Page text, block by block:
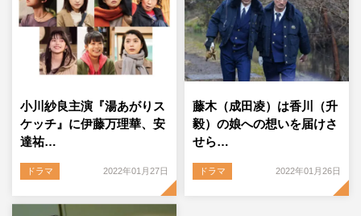
小川紗良主演『湯あがりス
ケッチ』に伊藤万理華、安
達祐…
ドラマ 2022年01月27日
藤木（成田凌）は香川（升
毅）の娘への想いを届けさ
せら…
ドラマ 2022年01月26日